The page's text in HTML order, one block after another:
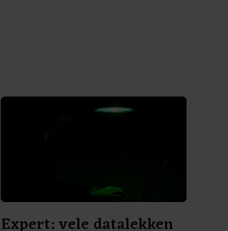
voorzichtiger worden met het
verhogen van de rente.
Expert: vele datalekken